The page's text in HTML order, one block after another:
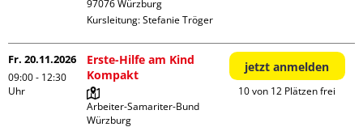
Kursleitung:Stefanie Tröger
Fr. 20.11.2026
09:00 - 12:30
Uhr
Erste-Hilfe am Kind
Kompakt
Arbeiter-Samariter-Bund
Würzburg
jetzt anmelden
10 von 12 Plätzen frei